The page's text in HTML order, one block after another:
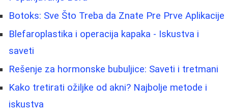
Botoks: Sve Što Treba da Znate Pre Prve Aplikacije
Blefaroplastika i operacija kapaka - Iskustva i
saveti
Rešenje za hormonske bubuljice: Saveti i tretmani
Kako tretirati ožiljke od akni? Najbolje metode i
iskustva